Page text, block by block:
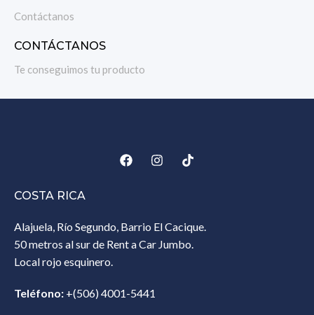
Contáctanos
CONTÁCTANOS
Te conseguimos tu producto
COSTA RICA
Alajuela, Río Segundo, Barrio El Cacique.
50 metros al sur de Rent a Car Jumbo.
Local rojo esquinero.
Teléfono: +(506) 4001-5441